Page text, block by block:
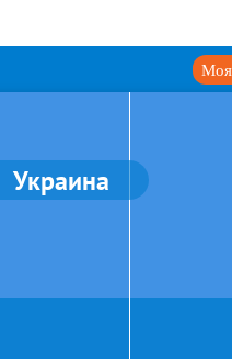
Моя
Украина